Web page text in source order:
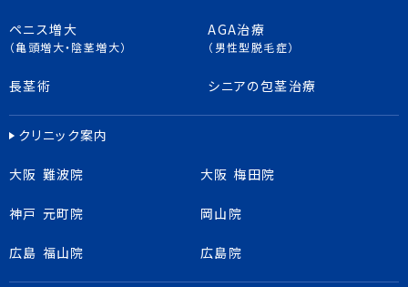
ペニス増大
（亀頭増大・陰茎増大）
長茎術
AGA治療
（男性型脱毛症）
シニアの包茎治療
クリニック案内
大阪 難波院 大阪 梅田院
神戸 元町院 岡山院
広島 福山院 広島院